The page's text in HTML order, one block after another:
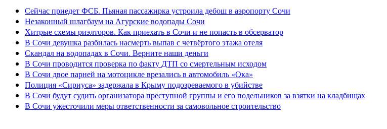
Сейчас приедет ФСБ. Пьяная пассажирка устроила дебош в аэропорту Сочи
Незаконный шлагбаум на Агурские водопады Сочи
Хитрые схемы риэлторов. Как приехать в Сочи и не попасть в обсерватор
В Сочи девушка разбилась насмерть выпав с четвёртого этажа отеля
Скандал на водопадах в Сочи. Верните наши деньги
В Сочи проводится проверка по факту ДТП со смертельным исходом
В Сочи двое парней на мотоцикле врезались в автомобиль «Ока»
Полиция «Сириуса» задержала в Крыму подозреваемого в убийстве
В Сочи будут судить организатора преступной группы и его подельников за взятки на кладбищах
В Сочи ужесточили меры ответственности за самовольное строительство